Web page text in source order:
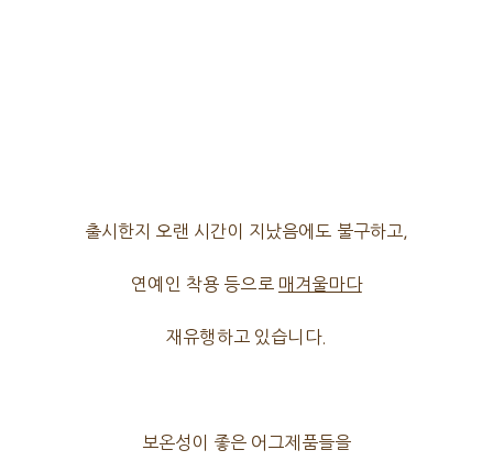
출시한지 오랜 시간이 지났음에도 불구하고,
연예인 착용 등으로 매겨울마다
재유행하고 있습니다.
보온성이 좋은 어그제품들을